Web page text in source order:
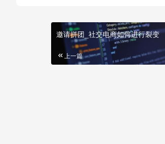
邀请拼团_社交电商如何进行裂变
上一篇